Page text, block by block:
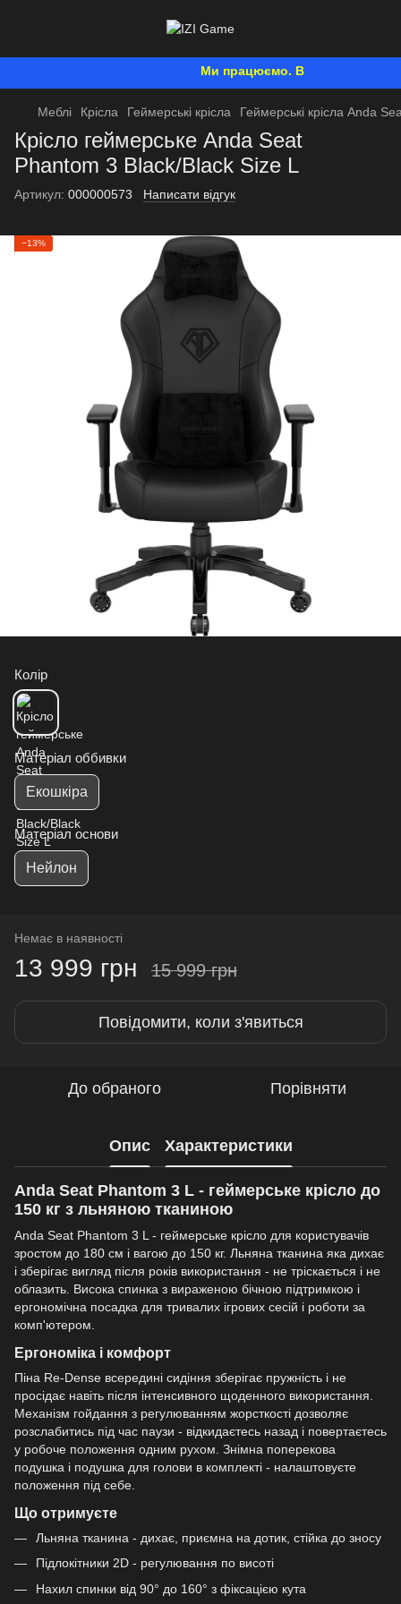
Ми працюємо. Все буде Україна!
Меблі Крісла Геймерські крісла Геймерські крісла Anda
Крісло геймерське Anda Seat
Phantom 3 Black/Black Size L
Артикул: 000000573 Написати відгук
−13%
Колір
Матеріал оббивки
Екошкіра
Матеріал основи
Нейлон
Немає в наявності
13 999 грн 15 999 грн
Повідомити, коли з'явиться
До обраного Порівняти
Опис Характеристики
Anda Seat Phantom 3 L - геймерське крісло до
150 кг з льняною тканиною
Anda Seat Phantom 3 L - геймерське крісло для користувачів
зростом до 180 см і вагою до 150 кг. Льняна тканина яка дихає
і зберігає вигляд після років використання - не тріскається і не
облазить. Висока спинка з вираженою бічною підтримкою і
ергономічна посадка для тривалих ігрових сесій і роботи за
комп'ютером.
Ергономіка і комфорт
Піна Re-Dense всередині сидіння зберігає пружність і не
просідає навіть після інтенсивного щоденного використання.
Механізм гойдання з регулюванням жорсткості дозволяє
розслабитись під час паузи - відкидаєтесь назад і повертаєтесь
у робоче положення одним рухом. Знімна поперекова
подушка і подушка для голови в комплекті - налаштовуєте
положення під себе.
Що отримуєте
Льняна тканина - дихає, приємна на дотик, стійка до зносу
Підлокітники 2D - регулювання по висоті
Нахил спинки від 90° до 160° з фіксацією кута